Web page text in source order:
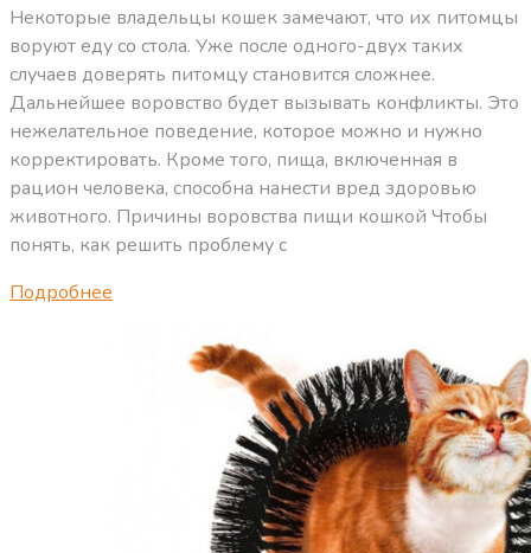
Некоторые владельцы кошек замечают, что их питомцы
воруют еду со стола. Уже после одного-двух таких
случаев доверять питомцу становится сложнее.
Дальнейшее воровство будет вызывать конфликты. Это
нежелательное поведение, которое можно и нужно
корректировать. Кроме того, пища, включенная в
рацион человека, способна нанести вред здоровью
животного. Причины воровства пищи кошкой Чтобы
понять, как решить проблему с
Подробнее